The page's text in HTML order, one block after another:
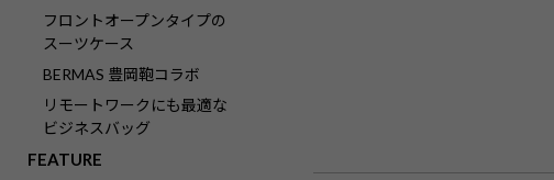
フロントオープンタイプの
スーツケース
BERMAS 豊岡鞄コラボ
リモートワークにも最適な
ビジネスバッグ
FEATURE